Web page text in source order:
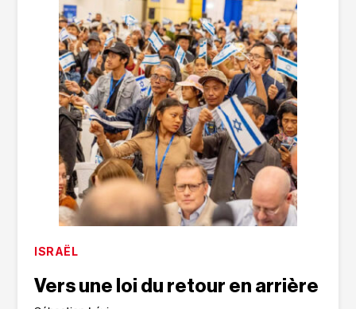
ISRAËL
Vers une loi du retour en arrière